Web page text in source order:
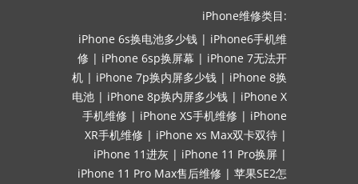
iPhone维修类目:
iPhone 6s换电池多少钱 | iPhone6手机维
修 | iPhone 6sp换屏幕 | iPhone 7无法开
机 | iPhone 7p换内屏多少钱 | iPhone 8换
电池 | iPhone 8p换内屏多少钱 | iPhone X
手机维修 | iPhone XS手机维修 | iPhone
XR手机维修 | iPhone xs Max双卡双待 |
iPhone 11进灰 | iPhone 11 Pro换屏 |
iPhone 11 Pro Max售后维修 | 苹果SE2怎